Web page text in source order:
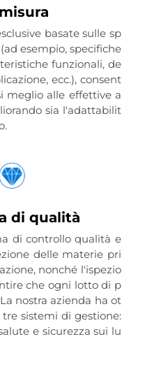
basate sulle sp
esempio, specifiche
funzionali, de
ecc.), consent
meglio alle effettive a
sia l'adattabilit
di qualità
di controllo qualità e
delle materie pri
nonché l'ispezio
che ogni lotto di p
nostra azienda ha ot
sistemi di gestione:
e sicurezza sui lu